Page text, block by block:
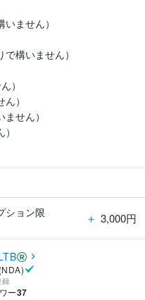
ません）
構いません）
）
）
せん）
ション限
＋ 3,000円
録
ー37